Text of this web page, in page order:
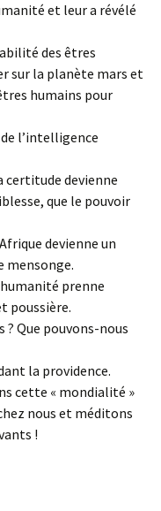
et leur a révélé
des êtres
sur la planète mars et
humains pour
l’intelligence
certitude devienne
que le pouvoir
devienne un
mensonge.
prenne
poussière.
? Que pouvons-nous
la providence.
cette « mondialité »
nous et méditons
!